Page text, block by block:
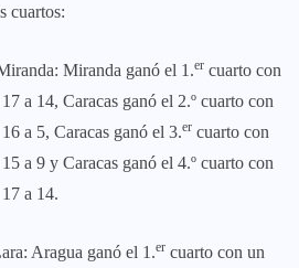
cuartos:
Miranda ganó el 1.er cuarto con
a 14, Caracas ganó el 2.º cuarto con
a 5, Caracas ganó el 3.er cuarto con
a 9 y Caracas ganó el 4.º cuarto con
a 14.
Aragua ganó el 1.er cuarto con un